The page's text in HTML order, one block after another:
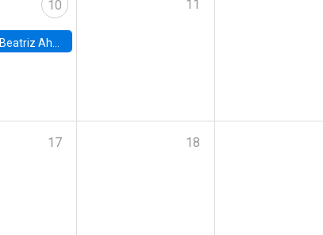
10
Beatriz Ahumada, PhD candidate, Universidad de Pittsburgh
11
17 18